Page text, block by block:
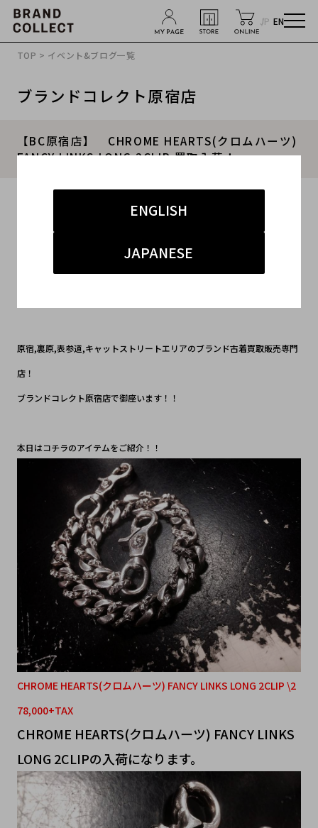
JP EN
ENGLISH
JAPANESE
TOP > イベント&ブログ一覧
ブランドコレクト原宿店
【BC原宿店】 CHROME HEARTS(クロムハーツ)
FANCY LINKS LONG 2CLIP 買取入荷！
#CHROME HEARTS
#ブランドコレクト原宿店 #古着 #買取
原宿,裏原,表参道,キャットストリートエリアのブランド古着買取販売専門
店！
ブランドコレクト原宿店で御座います！！
本日はコチラのアイテムをご紹介！！
CHROME HEARTS(クロムハーツ) FANCY LINKS LONG 2CLIP \2
78,000+TAX
CHROME HEARTS(クロムハーツ) FANCY LINKS
LONG 2CLIPの入荷になります。